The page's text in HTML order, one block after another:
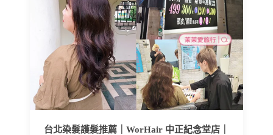
台北染髮護髮推薦｜WorHair 中正紀念堂店｜